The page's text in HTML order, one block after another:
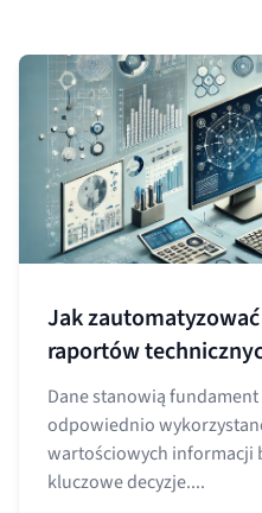
Jak
raportów
Dane stanowią
odpowiednio
wartościowych informacji
kluczowe decyzje....